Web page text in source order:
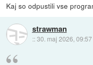
Kaj so odpustili vse
strawman
::30. maj 2026, 09:57